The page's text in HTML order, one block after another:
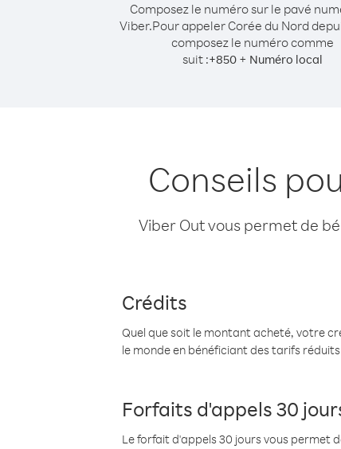
Composez le numéro sur le pavé
Viber.Pour appeler Corée du Nord
composez le numéro comme
suit :+850 + Numéro local
Conseils
Viber Out vous permet de
Crédits
Quel que soit le montant acheté, votre
le monde en bénéficiant des tarifs
Forfaits d'appels 30
Le forfait d'appels 30 jours vous permet